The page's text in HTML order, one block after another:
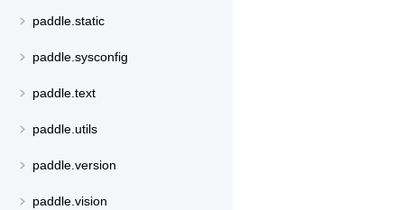
paddle.static
paddle.sysconfig
paddle.text
paddle.utils
paddle.version
paddle.vision